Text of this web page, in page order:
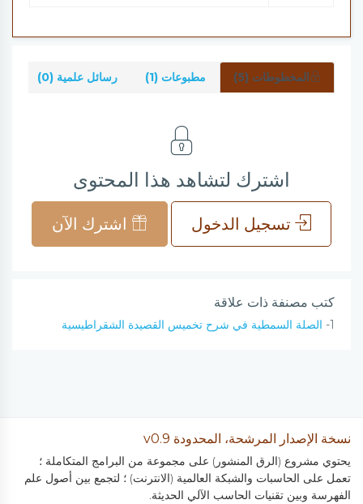
المخطوطات (5) مطبوعات (1) رسائل علمية (0)
اشترك لتشاهد هذا المحتوى
تسجيل الدخول اشترك الآن
كتب مصنفة ذات علاقة
1- الصلة السمطية في شرح تخميس القصيدة الشقراطيسية
نسخة الإصدار المرشحة، المحدودة v0.9
يحتوي مشروع (الرق المنشور) على مجموعة من البرامج المتكاملة ؛
تعمل على الحاسبات والشبكة العالمية (الانترنت) ؛ لتجمع بين أصول علم
الفهرسة وبين تقنيات الحاسب الآلي الحديثة.